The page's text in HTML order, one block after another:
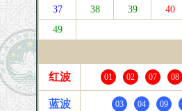
37
38 39 40
49
红波 01 02 07 08
蓝波 03 04 09